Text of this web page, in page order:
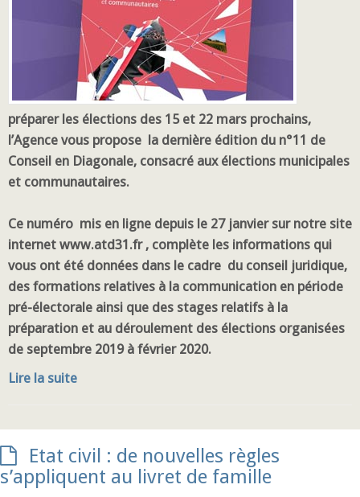
préparer les élections des 15 et 22 mars prochains,
l’Agence vous propose la dernière édition du n°11 de
Conseil en Diagonale, consacré aux élections municipales
et communautaires.
Ce numéro mis en ligne depuis le 27 janvier sur notre site
internet www.atd31.fr , complète les informations qui
vous ont été données dans le cadre du conseil juridique,
des formations relatives à la communication en période
pré-électorale ainsi que des stages relatifs à la
préparation et au déroulement des élections organisées
de septembre 2019 à février 2020.
Lire la suite
Etat civil : de nouvelles règles
s’appliquent au livret de famille